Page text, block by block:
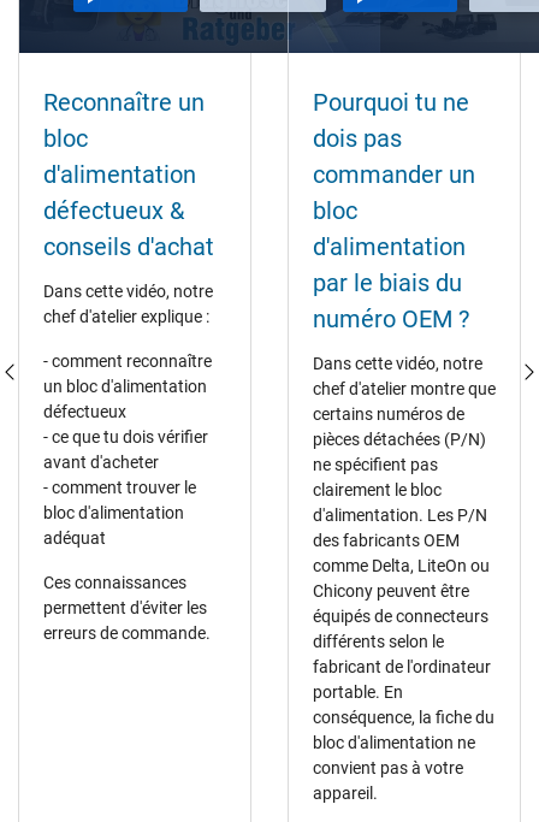
Reconnaître un
bloc
d'alimentation
défectueux &
conseils d'achat
Dans cette vidéo, notre
chef d'atelier explique :
- comment reconnaître
un bloc d'alimentation
défectueux
- ce que tu dois vérifier
avant d'acheter
- comment trouver le
bloc d'alimentation
adéquat
Ces connaissances
permettent d'éviter les
erreurs de commande.
Pourquoi tu ne
dois pas
commander un
bloc
d'alimentation
par le biais du
numéro OEM ?
Dans cette vidéo, notre
chef d'atelier montre que
certains numéros de
pièces détachées (P/N)
ne spécifient pas
clairement le bloc
d'alimentation. Les P/N
des fabricants OEM
comme Delta, LiteOn ou
Chicony peuvent être
équipés de connecteurs
différents selon le
fabricant de l'ordinateur
portable. En
conséquence, la fiche du
bloc d'alimentation ne
convient pas à votre
appareil.